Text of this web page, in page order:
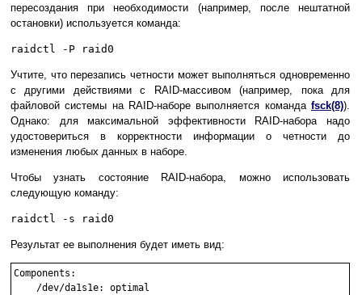
пересоздания при необходимости (например, после нештатной
остановки) используется команда:
raidctl -P raid0
Учтите, что перезапись четности может выполняться одновременно
с другими действиями с RAID-массивом (например, пока для
файловой системы на RAID-наборе выполняется команда fsck(8)).
Однако: для максимальной эффективности RAID-набора надо
удостовериться в корректности информации о четности до
изменения любых данных в наборе.
Чтобы узнать состояние RAID-набора, можно использовать
следующую команду:
raidctl -s raid0
Результат ее выполнения будет иметь вид:
Components:
    /dev/da1s1e: optimal